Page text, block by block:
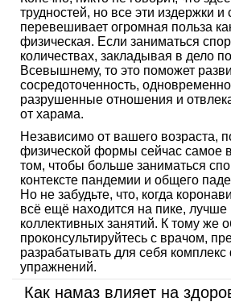
трудностей, но все эти издержки и
перевешивает огромная польза
физическая. Если заниматься
количествах, закладывая в дело
Всевышнему, то это поможет
сосредоточенность,
разрушенные отношения и
от харама.
Независимо от вашего возраста,
физической формы сейчас самое
том, чтобы больше заниматься
контексте пандемии и общего
Но не забудьте, что, когда
всё ещё находится на пике, лучше
коллективных занятий. К тому же
проконсультируйтесь с врачом,
разрабатывать для себя комплекс
упражнений.
Как намаз влияет на